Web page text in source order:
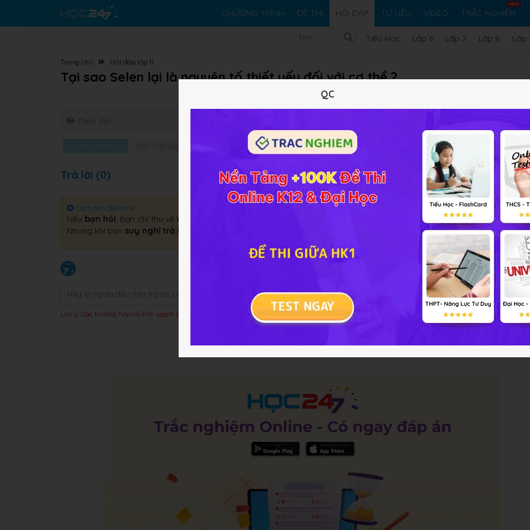
CHƯƠNG TRÌNH ĐỀ THI HỎI ĐÁP TƯ LIỆU VIDEO TRẮC NGHIỆM
Tiểu Học Lớp 6 Lớp 7 Lớp 8 Lớp
Trang chủ Hỏi đáp lớp 11
Tại sao Selen lại là nguyên tố thiết yếu đối với cơ thể ?
Theo dõi
Giải bài tập Hóa học 11 Bài 7
Trả lời (0)
Cách tích điểm HP
Nếu bạn hỏi, bạn chỉ thu về một câu trả lời
Nhưng khi bạn suy nghĩ trả lời
Lưu ý: Các trường hợp cố tình spam câu trả lời hoặc bị báo xấu trên 5 lần sẽ bị khóa tài khoản
QC